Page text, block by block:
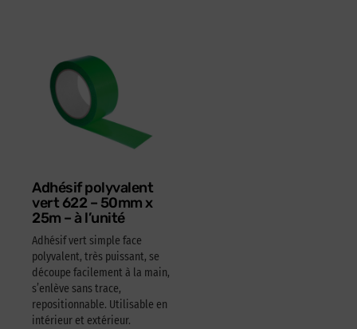
Adhésif polyvalent
vert 622 – 50mm x
25m – à l’unité
Adhésif vert simple face
polyvalent, très puissant, se
découpe facilement à la main,
s’enlève sans trace,
repositionnable. Utilisable en
intérieur et extérieur.